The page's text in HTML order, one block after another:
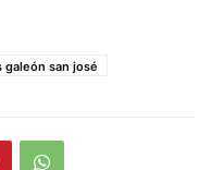
galeón san josé